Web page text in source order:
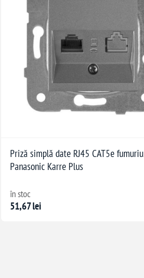
Priză simplă date RJ45 CAT5e fumuriu
Panasonic Karre Plus
în stoc
51,67 lei